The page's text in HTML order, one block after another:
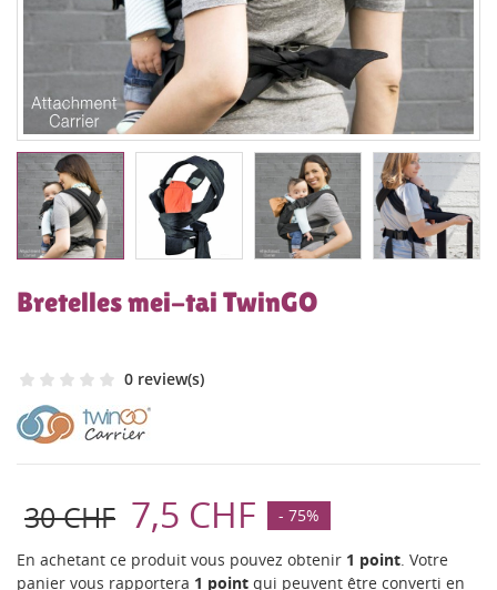
Bretelles mei-tai TwinGO
0 review(s)
30 CHF 7,5 CHF - 75%
En achetant ce produit vous pouvez obtenir 1 point. Votre
panier vous rapportera 1 point qui peuvent être converti en